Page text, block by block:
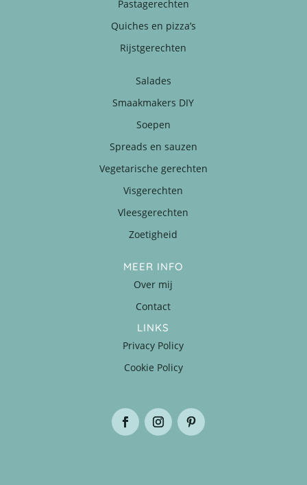
Pastagerechten
Quiches en pizza’s
Rijstgerechten
Salades
Smaakmakers DIY
Soepen
Spreads en sauzen
Vegetarische gerechten
Visgerechten
Vleesgerechten
Zoetigheid
MEER INFO
Over mij
Contact
LINKS
Privacy Policy
Cookie Policy